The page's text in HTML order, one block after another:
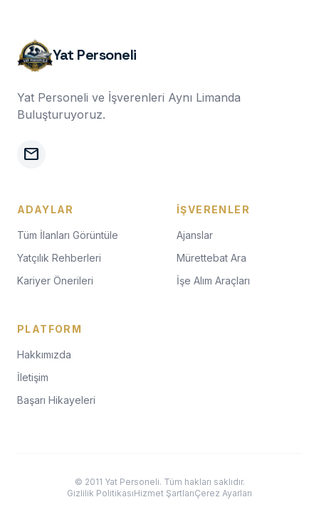
Yat Personeli
Yat Personeli ve İşverenleri Aynı Limanda
Buluşturuyoruz.
mail
ADAYLAR
Tüm İlanları Görüntüle
Yatçılık Rehberleri
Kariyer Önerileri
İŞVERENLER
Ajanslar
Mürettebat Ara
İşe Alım Araçları
PLATFORM
Hakkımızda
İletişim
Başarı Hikayeleri
© 2011 Yat Personeli. Tüm hakları saklıdır.
Gizlilik PolitikasıHizmet ŞartlarıÇerez Ayarları